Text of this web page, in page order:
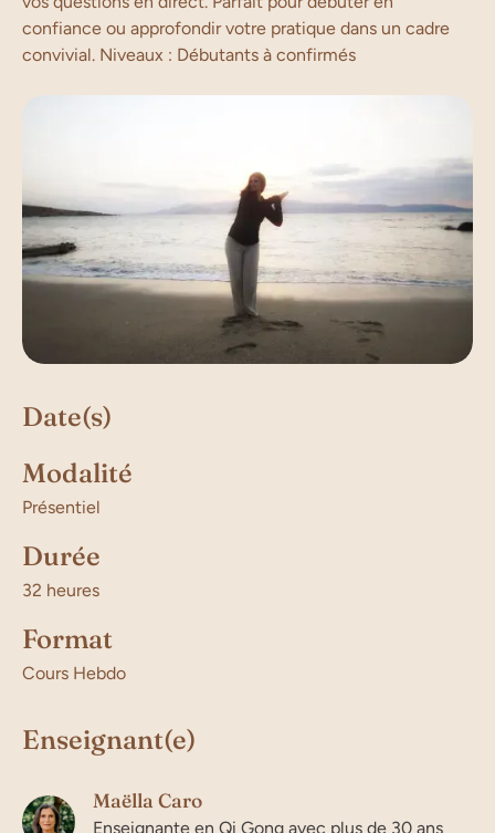
confiance ou approfondir votre pratique dans un cadre
convivial. Niveaux : Débutants à confirmés
Date(s)
Modalité
Présentiel
Durée
32 heures
Format
Cours Hebdo
Enseignant(e)
Maëlla Caro
Enseignante en Qi Gong avec plus de 30 ans